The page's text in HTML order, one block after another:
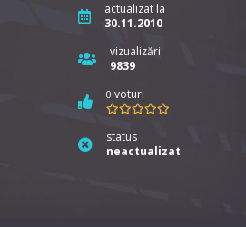
actualizat la
30.11.2010
vizualizări
9839
0 voturi
status
neactualizat